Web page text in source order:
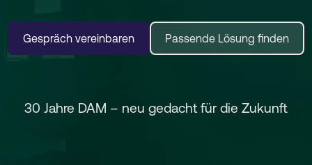
Gespräch vereinbaren Passende Lösung finden
30 Jahre DAM – neu gedacht für die Zukunft